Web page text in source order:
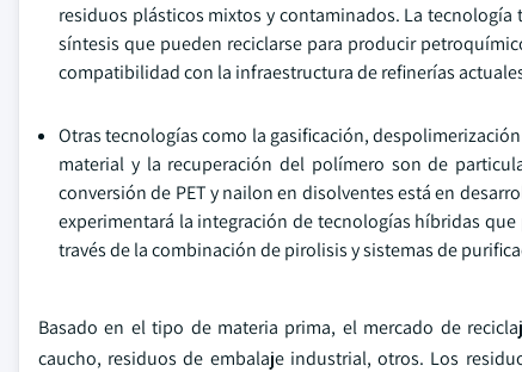
residuos plásticos mixtos y contaminados. La
síntesis que pueden reciclarse para producir
compatibilidad con la infraestructura de refinerías
Otras tecnologías como la gasificación,
material y la recuperación del polímero son de
conversión de PET y nailon en disolventes está en
experimentará la integración de tecnologías híbridas
través de la combinación de pirolisis y sistemas de
Basado en el tipo de materia prima, el mercado de
caucho, residuos de embalaje industrial, otros. Los